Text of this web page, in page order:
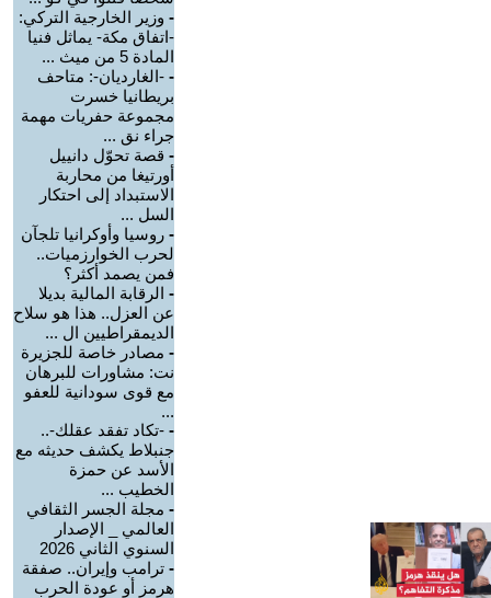
- وزير الخارجية التركي:
-اتفاق مكة- يماثل فنيا
المادة 5 من ميث ...
- -الغارديان-: متاحف
بريطانيا خسرت
مجموعة حفريات مهمة
جراء نق ...
- قصة تحوّل دانييل
أورتيغا من محاربة
الاستبداد إلى احتكار
السل ...
- روسيا وأوكرانيا تلجآن
لحرب الخوارزميات..
فمن يصمد أكثر؟
- الرقابة المالية بديلا
عن العزل.. هذا هو سلاح
الديمقراطيين ال ...
- مصادر خاصة للجزيرة
نت: مشاورات للبرهان
مع قوى سودانية للعفو
...
- -تكاد تفقد عقلك-..
جنبلاط يكشف حديثه مع
الأسد عن حمزة
الخطيب ...
- مجلة الجسر الثقافي
العالمي _ الإصدار
السنوي الثاني 2026
- ترامب وإيران.. صفقة
هرمز أو عودة الحرب